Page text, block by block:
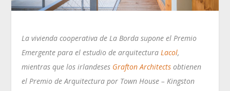
La vivienda cooperativa de La Borda supone el Premio
Emergente para el estudio de arquitectura Lacol,
mientras que los irlandeses Grafton Architects obtienen
el Premio de Arquitectura por Town House – Kingston